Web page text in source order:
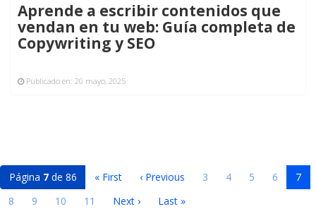
Aprende a escribir contenidos que
vendan en tu web: Guía completa de
Copywriting y SEO
Publicado en: 20 mayo, 2025
Página 7 de 86 « First ‹ Previous 3 4 5 6
7
8
9 10 11 Next › Last »